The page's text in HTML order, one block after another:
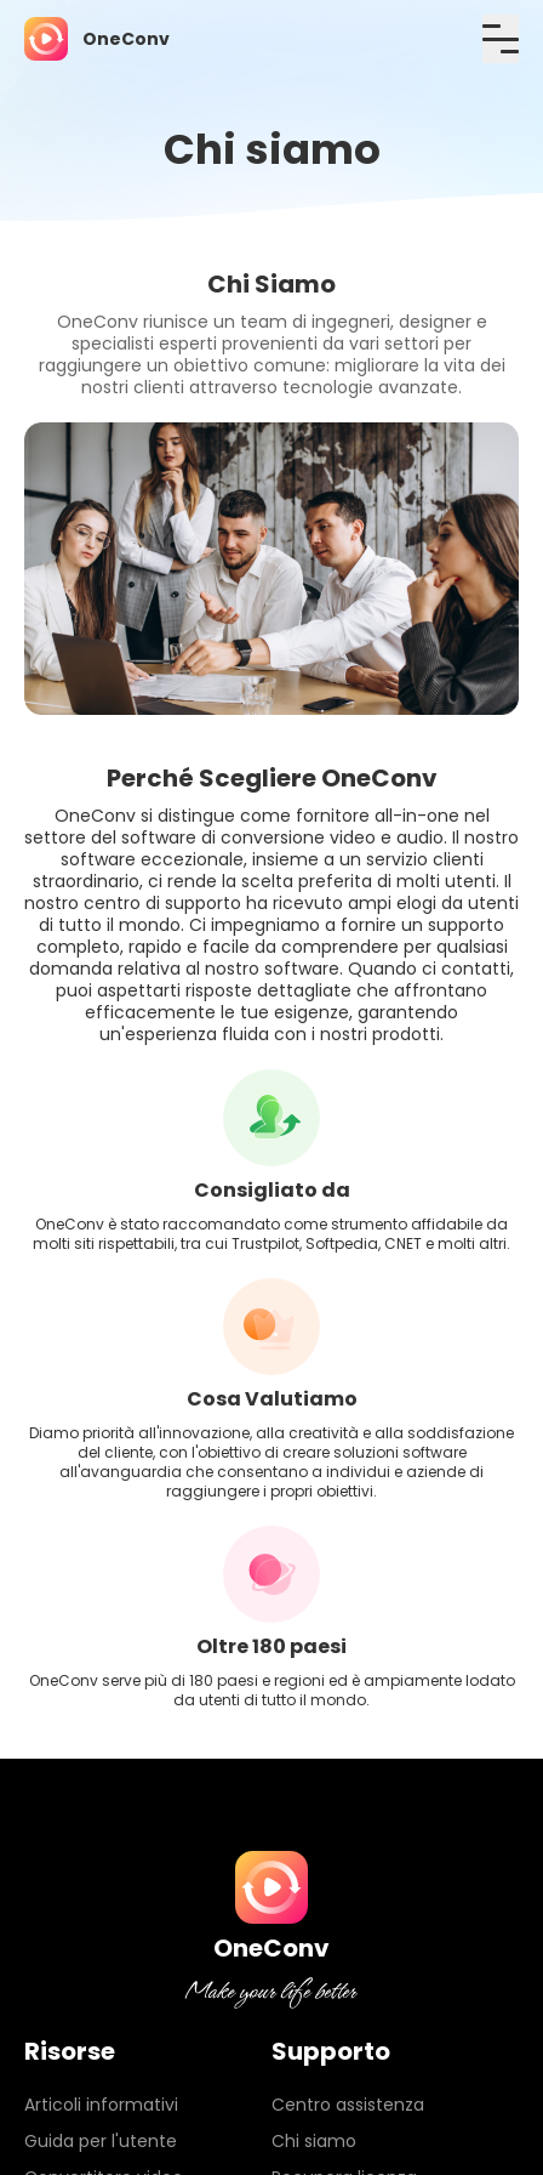
OneConv
Chi siamo
Chi Siamo
OneConv riunisce un team di ingegneri, designer e
specialisti esperti provenienti da vari settori per
raggiungere un obiettivo comune: migliorare la vita dei
nostri clienti attraverso tecnologie avanzate.
Perché Scegliere OneConv
OneConv si distingue come fornitore all-in-one nel
settore del software di conversione video e audio. Il nostro
software eccezionale, insieme a un servizio clienti
straordinario, ci rende la scelta preferita di molti utenti. Il
nostro centro di supporto ha ricevuto ampi elogi da utenti
di tutto il mondo. Ci impegniamo a fornire un supporto
completo, rapido e facile da comprendere per qualsiasi
domanda relativa al nostro software. Quando ci contatti,
puoi aspettarti risposte dettagliate che affrontano
efficacemente le tue esigenze, garantendo
un'esperienza fluida con i nostri prodotti.
Consigliato da
OneConv è stato raccomandato come strumento affidabile da
molti siti rispettabili, tra cui Trustpilot, Softpedia, CNET e molti altri.
Cosa Valutiamo
Diamo priorità all'innovazione, alla creatività e alla soddisfazione
del cliente, con l'obiettivo di creare soluzioni software
all'avanguardia che consentano a individui e aziende di
raggiungere i propri obiettivi.
Oltre 180 paesi
OneConv serve più di 180 paesi e regioni ed è ampiamente lodato
da utenti di tutto il mondo.
OneConv
Risorse
Articoli informativi
Guida per l'utente
Supporto
Centro assistenza
Chi siamo